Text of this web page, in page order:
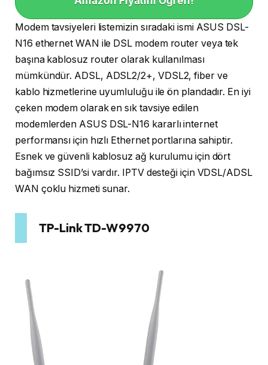
Modem tavsiyeleri listemizin sıradaki ismi ASUS DSL-
N16 ethernet WAN ile DSL modem router veya tek
başına kablosuz router olarak kullanılması
mümkündür. ADSL, ADSL2/2+, VDSL2, fiber ve
kablo hizmetlerine uyumluluğu ile ön plandadır. En iyi
çeken modem olarak en sık tavsiye edilen
modemlerden ASUS DSL-N16 kararlı internet
performansı için hızlı Ethernet portlarına sahiptir.
Esnek ve güvenli kablosuz ağ kurulumu için dört
bağımsız SSID’si vardır. IPTV desteği için VDSL/ADSL
WAN çoklu hizmeti sunar.
TP-Link TD-W9970